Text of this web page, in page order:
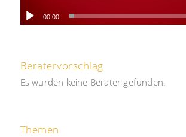
00:00
Beratervorschlag
Es wurden keine Berater gefunden.
Themen